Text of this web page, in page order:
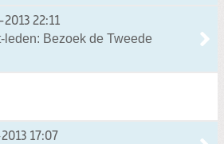
22:11
leden: Bezoek de Tweede
17:07